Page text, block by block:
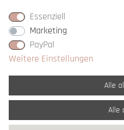
* Alle Preise verstehen sich inkl.
Essenziell
Marketing
PayPal
Weitere Einstellungen
Alle
Alle